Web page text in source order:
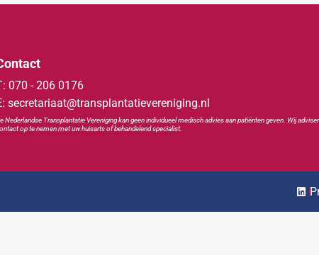
070 - 206 0176
secretariaat@transplantatievereniging.nl
Nederlandse Transplantatie Vereniging kan geen individueel medisch advies aan patiënten geven. Wij
op te nemen met uw huisarts of behandelend specialist.